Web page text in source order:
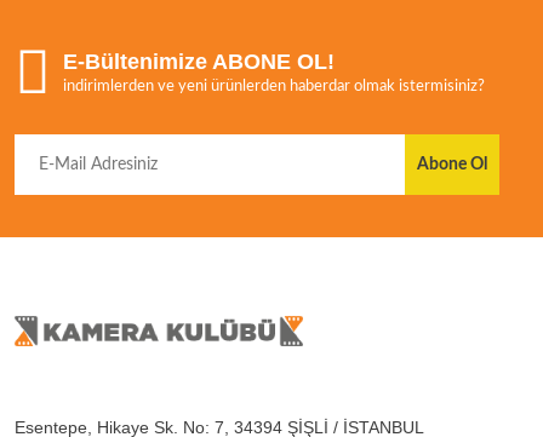
E-Bültenimize ABONE OL!
indirimlerden ve yeni ürünlerden haberdar olmak istermisiniz?
Abone Ol
Esentepe, Hikaye Sk. No: 7, 34394 ŞİŞLİ / İSTANBUL